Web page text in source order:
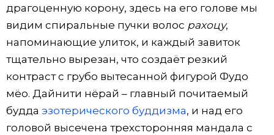
драгоценную корону, здесь на его голове мы
видим спиральные пучки волос рахоцу,
напоминающие улиток, и каждый завиток
тщательно вырезан, что создаёт резкий
контраст с грубо вытесанной фигурой Фудо
мёо. Дайнити нёрай – главный почитаемый
будда эзотерического буддизма, и над его
головой высечена трехсторонняя мандала с